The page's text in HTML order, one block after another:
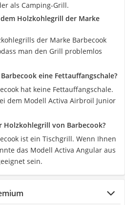
als Camping-Grill.
Holzkohlegrill der Marke
der Marke Barbecook
man den Grill problemlos
eine Fettauffangschale?
hat keine Fettauffangschale.
dem Modell Activa Airbroil Junior
Holzkohlegrill von Barbecook?
ist ein Tischgrill. Wenn Ihnen
das Modell Activa Angular aus
sein.